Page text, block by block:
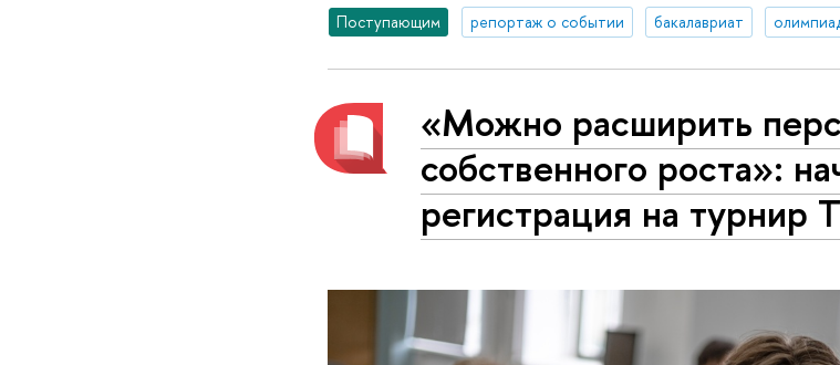
Поступающим репортаж о событии бакалавриат
«Можно расширить
собственного роста»:
регистрация на турнир